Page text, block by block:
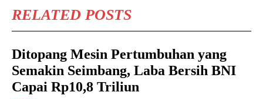
RELATED POSTS
Ditopang Mesin Pertumbuhan yang
Semakin Seimbang, Laba Bersih BNI
Capai Rp10,8 Triliun